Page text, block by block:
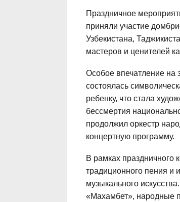
Праздничное
приняли участие
Узбекистана,
мастеров и ценителей
Особое впечатление на
состоялась
ребенку, что стала
бессмертия
продолжил оркестр
концертную программу.
В рамках праздничного
традиционного пения и
музыкального
«Махамбет», народные